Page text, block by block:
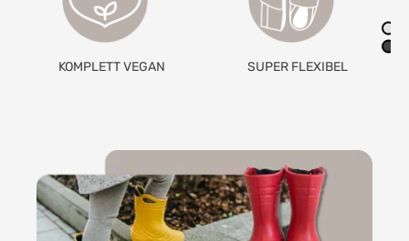
VEGAN SUPER FLEXIBEL
AUS